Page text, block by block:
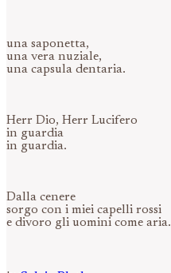
una saponetta,
una vera nuziale,
una capsula dentaria.
Herr Dio, Herr Lucifero
in guardia
in guardia.
Dalla cenere
sorgo con i miei capelli rossi
e divoro gli uomini come aria.